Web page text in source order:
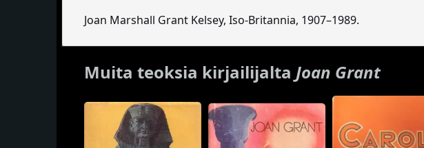
Joan Marshall Grant Kelsey, Iso-Britannia, 1907–1989.
Muita teoksia kirjailijalta Joan Grant